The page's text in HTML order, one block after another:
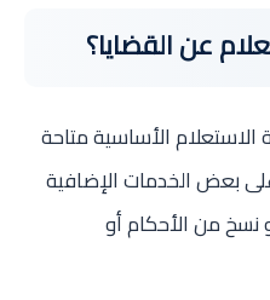
عن القضايا؟
الأساسية متاحة
على بعض الخدمات الإضافية
من الأحكام أو